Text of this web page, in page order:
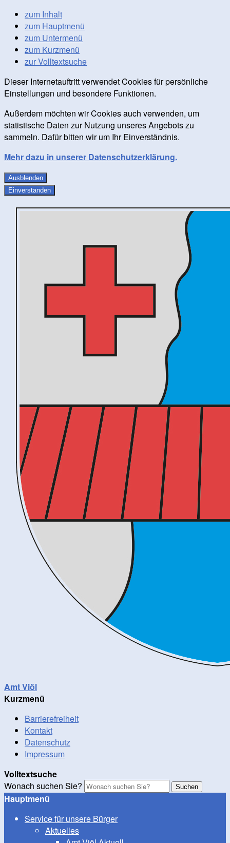
zum Inhalt
zum Hauptmenü
zum Untermenü
zum Kurzmenü
zur Volltextsuche
Dieser Internetauftritt verwendet Cookies für persönliche
Einstellungen und besondere Funktionen.
Außerdem möchten wir Cookies auch verwenden, um
statistische Daten zur Nutzung unseres Angebots zu
sammeln. Dafür bitten wir um Ihr Einverständnis.
Mehr dazu in unserer Datenschutzerklärung.
Ausblenden
Einverstanden
Amt Viöl
Kurzmenü
Barrierefreiheit
Kontakt
Datenschutz
Impressum
Volltextsuche
Wonach suchen Sie?
Suchen
Hauptmenü
Service für unsere Bürger
Aktuelles